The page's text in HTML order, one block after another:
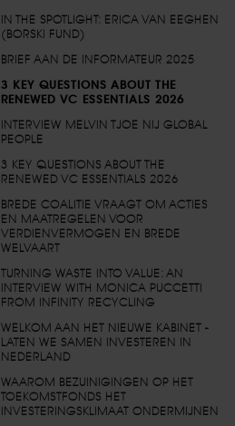
IN THE SPOTLIGHT: ERICA VAN EEGHEN
(BORSKI FUND)
BRIEF AAN DE INFORMATEUR 2025
3 KEY QUESTIONS ABOUT THE
RENEWED VC ESSENTIALS 2026
INTERVIEW MELVIN TJOE NIJ GLOBAL
PEOPLE
3 KEY QUESTIONS ABOUT THE
RENEWED VC ESSENTIALS 2026
BREDE COALITIE VRAAGT OM ACTIES
EN MAATREGELEN VOOR
VERDIENVERMOGEN EN BREDE
WELVAART
TURNING WASTE INTO VALUE: AN
INTERVIEW WITH MONICA PUCCETTI
FROM INFINITY RECYCLING
WELKOM AAN HET NIEUWE KABINET -
LATEN WE SAMEN INVESTEREN IN
NEDERLAND
WAAROM BEZUINIGINGEN OP HET
TOEKOMSTFONDS HET
INVESTERINGSKLIMAAT ONDERMIJNEN